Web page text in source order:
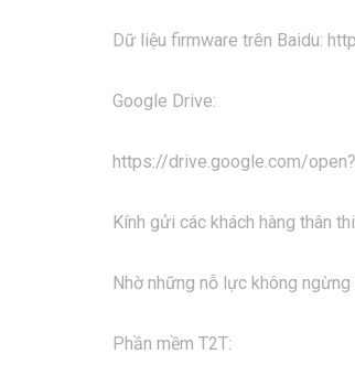
Dữ liệu firmware trên Baidu:
Google Drive:
https://drive.google.com/
Kính gửi các khách hàng thân
Nhờ những nỗ lực không
Phần mềm T2T: